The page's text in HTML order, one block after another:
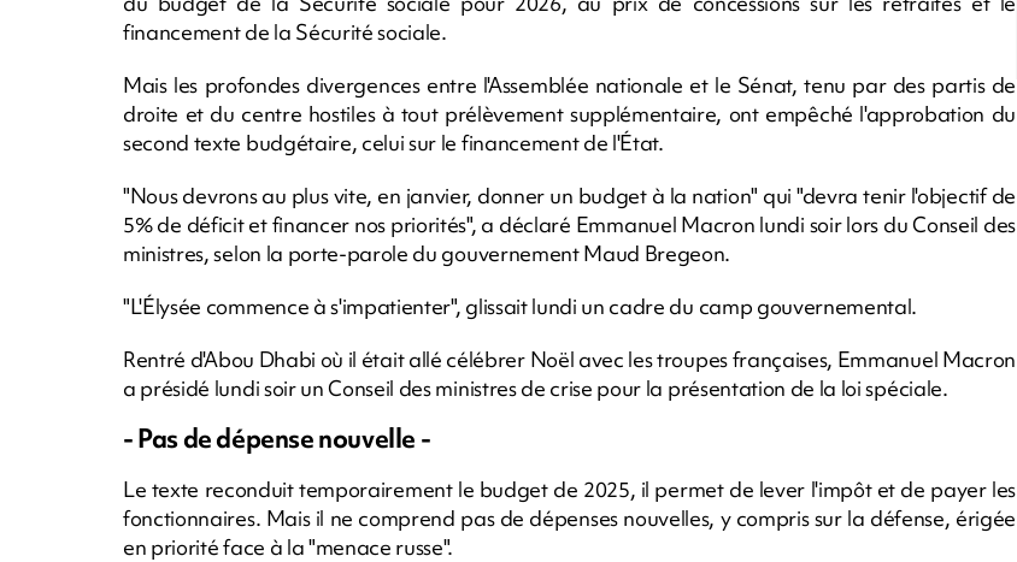
financement de la Sécurité sociale.
Mais les profondes divergences entre l'Assemblée nationale et le Sénat, tenu par des partis de
droite et du centre hostiles à tout prélèvement supplémentaire, ont empêché l'approbation du
second texte budgétaire, celui sur le financement de l'État.
"Nous devrons au plus vite, en janvier, donner un budget à la nation" qui "devra tenir l'objectif de
5% de déficit et financer nos priorités", a déclaré Emmanuel Macron lundi soir lors du Conseil des
ministres, selon la porte-parole du gouvernement Maud Bregeon.
"L'Élysée commence à s'impatienter", glissait lundi un cadre du camp gouvernemental.
Rentré d'Abou Dhabi où il était allé célébrer Noël avec les troupes françaises, Emmanuel Macron
a présidé lundi soir un Conseil des ministres de crise pour la présentation de la loi spéciale.
- Pas de dépense nouvelle -
Le texte reconduit temporairement le budget de 2025, il permet de lever l'impôt et de payer les
fonctionnaires. Mais il ne comprend pas de dépenses nouvelles, y compris sur la défense, érigée
en priorité face à la "menace russe".